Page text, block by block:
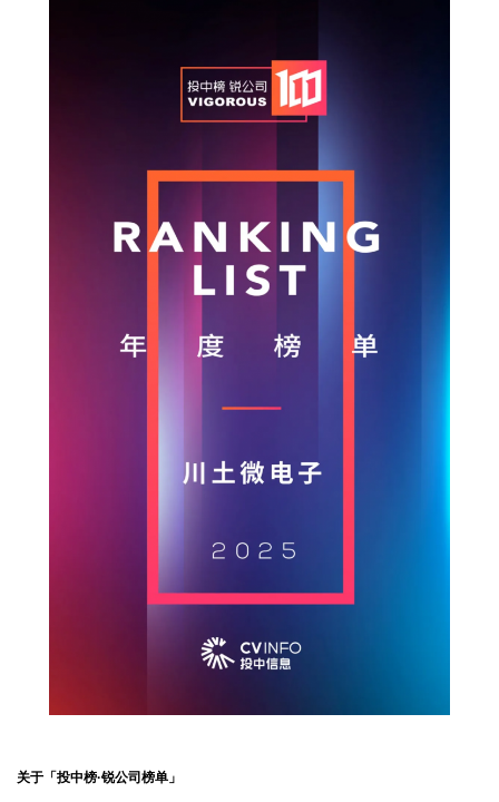
关于「投中榜·锐公司榜单」